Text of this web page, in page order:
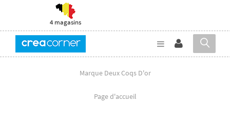
4 magasins
Marque Deux Coqs D'or
Page d'accueil